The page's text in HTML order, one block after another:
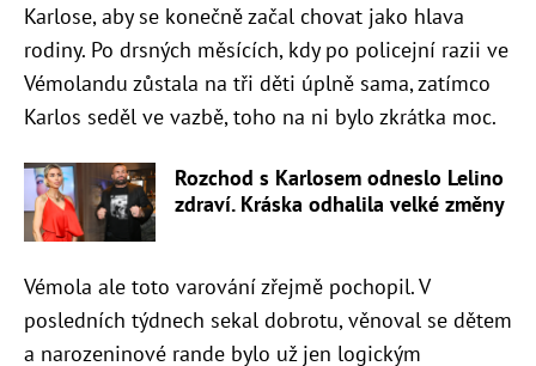
Karlose, aby se konečně začal chovat jako hlava
rodiny. Po drsných měsících, kdy po policejní razii ve
Vémolandu zůstala na tři děti úplně sama, zatímco
Karlos seděl ve vazbě, toho na ni bylo zkrátka moc.
Rozchod s Karlosem odneslo Lelino
zdraví. Kráska odhalila velké změny
Vémola ale toto varování zřejmě pochopil. V
posledních týdnech sekal dobrotu, věnoval se dětem
a narozeninové rande bylo už jen logickým